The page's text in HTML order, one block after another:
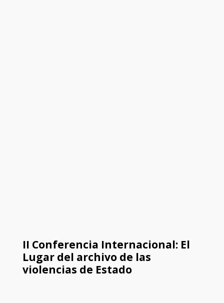
II Conferencia Internacional: El
Lugar del archivo de las
violencias de Estado